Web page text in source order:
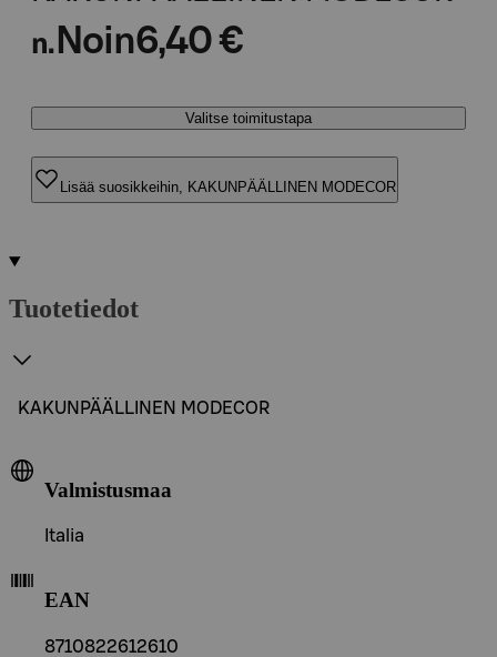
n. Noin6,40 €
Valitse toimitustapa
Lisää suosikkeihin, KAKUNPÄÄLLINEN MODECOR
Tuotetiedot
KAKUNPÄÄLLINEN MODECOR
Valmistusmaa
Italia
EAN
8710822612610